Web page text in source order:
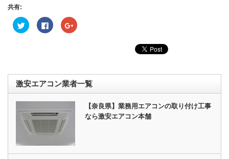
共有:
ク
リ
共
有
(新
ウ
ィ
ン
ド
ウ
で
き
ま
Facebook
で
ク
ッ
て
く
だ
さ
い
(新
い
ウ
ク
リ
共
有
(新
ウ
き
ま
激安エアコン業者一覧
【奈良県】業務用エアコンの取り付け工事
なら激安エアコン本舗